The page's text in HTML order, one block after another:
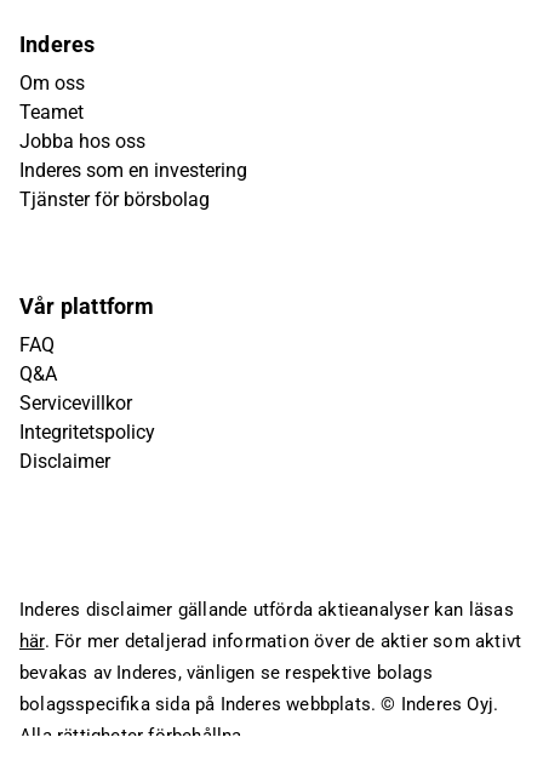
Inderes
Om oss
Teamet
Jobba hos oss
Inderes som en investering
Tjänster för börsbolag
Vår plattform
FAQ
Q&A
Servicevillkor
Integritetspolicy
Disclaimer
Inderes disclaimer gällande utförda aktieanalyser kan läsas
här. För mer detaljerad information över de aktier som aktivt
bevakas av Inderes, vänligen se respektive bolags
bolagsspecifika sida på Inderes webbplats. © Inderes Oyj.
Alla rättigheter förbehållna.